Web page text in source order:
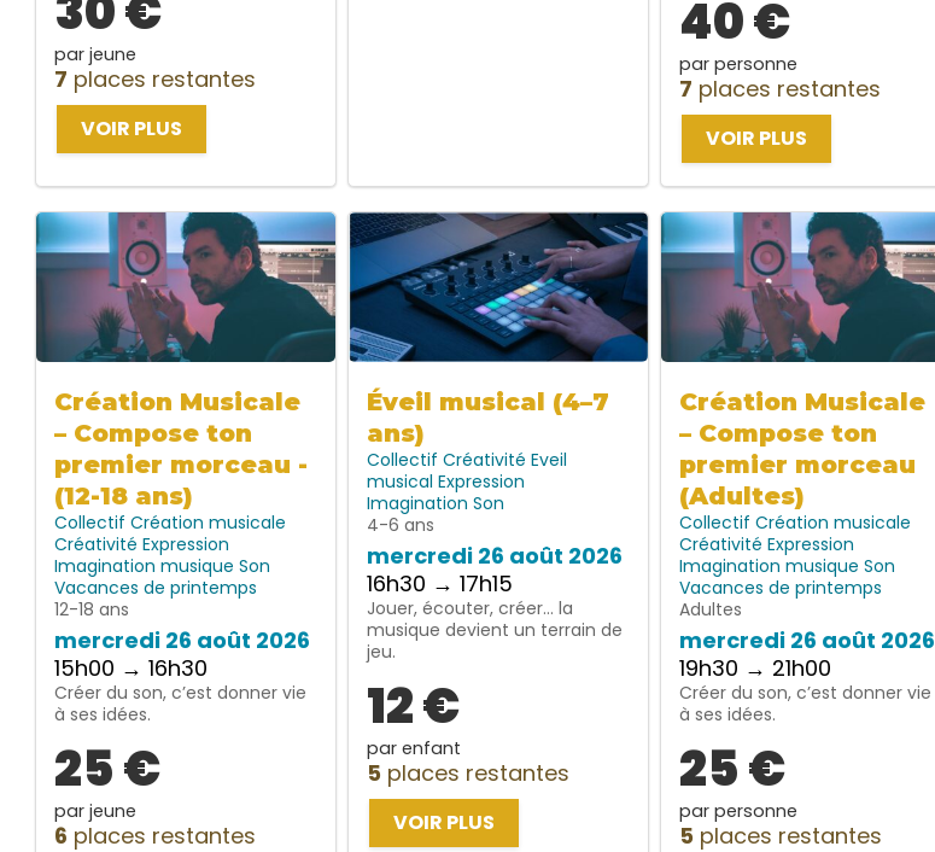
par jeune
7 places restantes
VOIR PLUS
40 €
par personne
7 places restantes
VOIR PLUS
Création Musicale
– Compose ton
premier morceau -
(12-18 ans)
Collectif Création musicale
Créativité Expression
Imagination musique Son
Vacances de printemps
12-18 ans
mercredi 26 août 2026
15h00 → 16h30
Créer du son, c’est donner vie
à ses idées.
25 €
par jeune
6 places restantes
Éveil musical (4–7
ans)
Collectif Créativité Eveil
musical Expression
Imagination Son
4-6 ans
mercredi 26 août 2026
16h30 → 17h15
Jouer, écouter, créer… la
musique devient un terrain de
jeu.
12 €
par enfant
5 places restantes
VOIR PLUS
Création Musicale
– Compose ton
premier morceau
(Adultes)
Collectif Création musicale
Créativité Expression
Imagination musique Son
Vacances de printemps
Adultes
mercredi 26 août 2026
19h30 → 21h00
Créer du son, c’est donner vie
à ses idées.
25 €
par personne
5 places restantes